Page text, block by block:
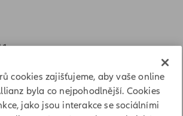
cookies zajišťujeme, aby vaše online
byla co nejpohodlnější. Cookies
jako jsou interakce se sociálními